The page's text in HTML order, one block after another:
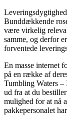
Bunddækkende
være virkelig
samme, og derfor
forventede
En masse internet
på en række af
Tumbling Waters –
ud fra at du
mulighed for at nå
pakkepersonalet